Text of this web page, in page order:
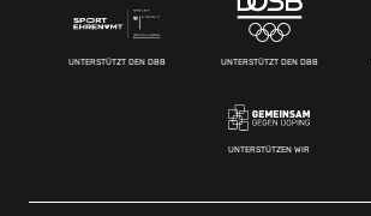
UNTERSTÜTZT DEN DBB UNTERSTÜTZT DEN DBB
UNTERSTÜTZEN WIR